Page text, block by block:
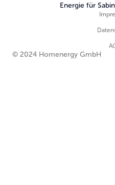
Energie für
© 2024 Homenergy GmbH